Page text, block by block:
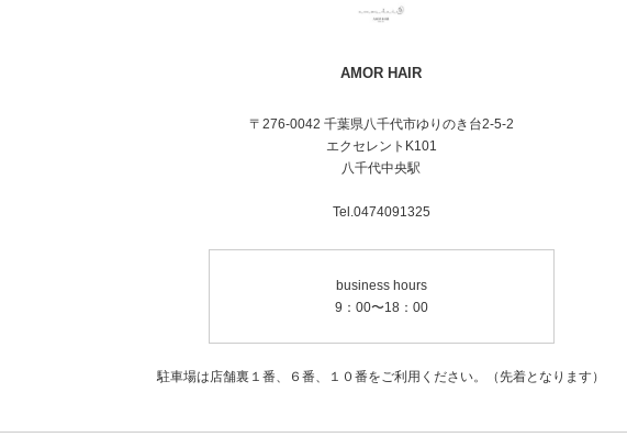
AMOR HAIR
〒276-0042 千葉県八千代市ゆりのき台2-5-2
エクセレントK101
八千代中央駅
Tel.0474091325
business hours
9：00〜18：00
駐車場は店舗裏１番、６番、１０番をご利用ください。（先着となります）